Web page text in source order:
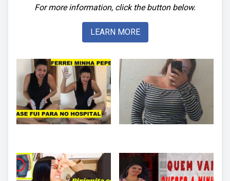
For more information, click the button below.
LEARN MORE